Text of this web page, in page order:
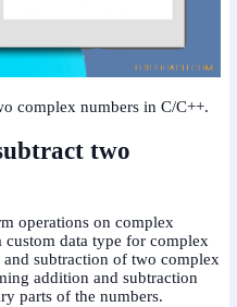
complex numbers in C/C++.
two
operations on complex
custom data type for complex
subtraction of two complex
addition and subtraction
parts of the numbers.